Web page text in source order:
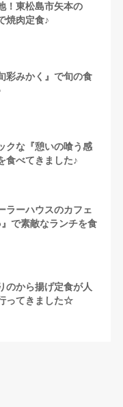
！東松島市矢本の
焼肉定食♪
彩みかく』で旬の食
クな『憩いの喰う感
食べてきました♪
ラーハウスのカフェ
で素敵なランチを食
のから揚げ定食が人
ってきました☆